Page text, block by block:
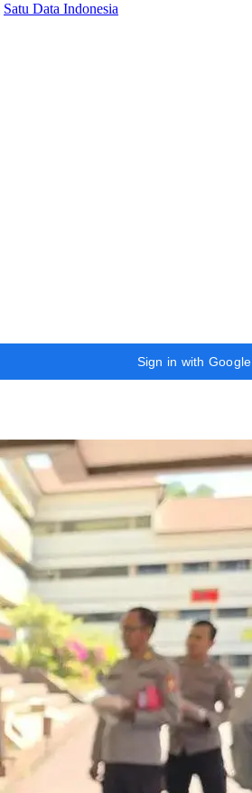
Satu Data Indonesia
Sign in with Google